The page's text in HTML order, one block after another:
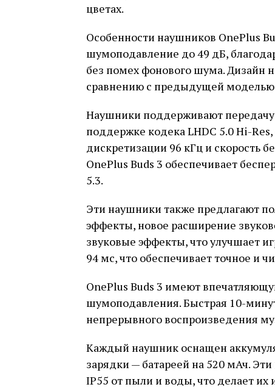
цветах.
Особенности наушников OnePlus
шумоподавление до 49 дБ,
без помех фонового шума. Дизайн
сравнению с предыдущей моделью
Наушники поддерживают передачу
поддержке кодека LHDC 5.0 Hi-
дискретизации 96 кГц и скорость
OnePlus Buds 3 обеспечивает
5.3.
Эти наушники также предлагают
эффекты, новое расширение
звуковые эффекты, что улучшает
94 мс, что обеспечивает точное и
OnePlus Buds 3 имеют
шумоподавления. Быстрая 10-
непрерывного воспроизведения
Каждый наушник оснащен
зарядки — батареей на 520 мАч.
IP55 от пыли и воды, что делает